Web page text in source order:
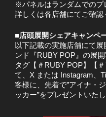
※パネルはランダムでのプ
詳しくは各店舗にてご確認
■店頭展開シェアキャンペ
以下記載の実施店舗にて
ンド『RUBY POP』の展
タグ【＃RUBY POP】【
て、X または Instagram、
客様に、先着で”アイナ・
ッカー”をプレゼントいたし